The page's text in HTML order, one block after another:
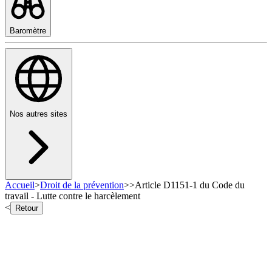
Baromètre
Nos autres sites
Accueil>Droit de la prévention>>Article D1151-1 du Code du
travail - Lutte contre le harcèlement
<
Retour